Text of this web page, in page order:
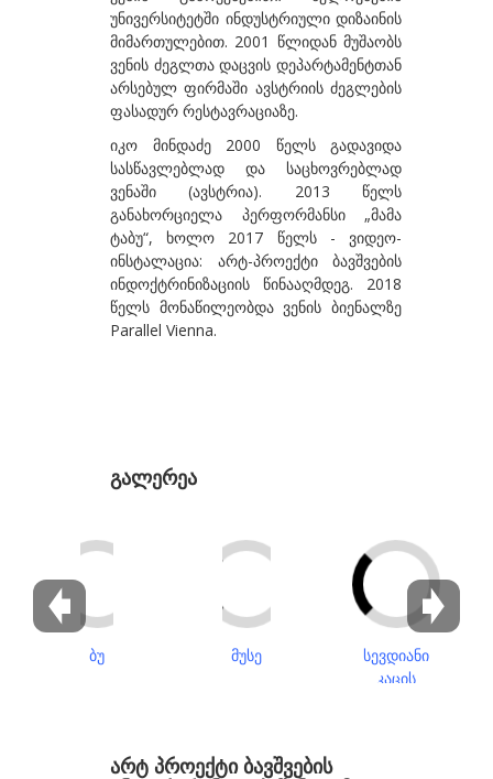
გაბიანი ირინა
გაგოშიძე გიორგი
გაგოშიძე ნანა
გაგოშიძე ნინო
გამსახურდია ნინა
გეგია ალექსი
გველესიანი მაგდა
გვეტაძე თეა
გზირიშვილი ანა
დავითაია მირზა
დეივიდ დათუნა
დუმბაძე სოსო
ესართია ხატია
უნივერსიტეტში ინდუსტრიული დიზაინის
მიმართულებით. 2001 წლიდან მუშაობს
ვენის ძეგლთა დაცვის დეპარტამენტთან
არსებულ ფირმაში ავსტრიის ძეგლების
ფასადურ რესტავრაციაზე.
იკო მინდაძე 2000 წელს გადავიდა
სასწავლებლად და საცხოვრებლად
ვენაში (ავსტრია). 2013 წელს
განახორციელა პერფორმანსი „მამა
ტაბუ“, ხოლო 2017 წელს - ვიდეო-
ინსტალაცია: არტ-პროექტი ბავშვების
ინდოქტრინიზაციის წინააღმდეგ. 2018
წელს მონაწილეობდა ვენის ბიენალზე
Parallel Vienna.
გალერეა
ბუ მუსე
სევდიანი
კაცის
არტ პროექტი ბავშვების